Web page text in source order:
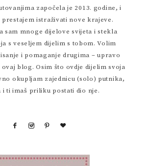
započela je 2013. godine, i
prestajem istraživati nove krajeve.
sam mnoge dijelove svijeta i stekla
s veseljem dijelim s tobom. Volim
i pomaganje drugima – upravo
ovaj blog. Osim što ovdje dijelim svoja
okupljam zajednicu (solo) putnika,
i ti imaš priliku postati dio nje.